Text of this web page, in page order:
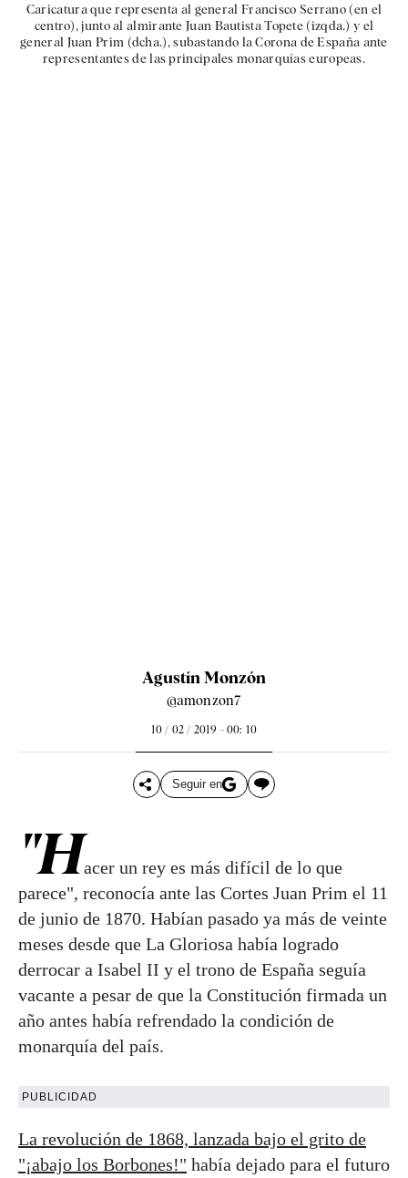
Caricatura que representa al general Francisco Serrano (en el
centro), junto al almirante Juan Bautista Topete (izqda.) y el
general Juan Prim (dcha.), subastando la Corona de España ante
representantes de las principales monarquías europeas.
Agustín Monzón
@amonzon7
10 / 02 / 2019 - 00: 10
Seguir en
"Hacer un rey es más difícil de lo que
parece", reconocía ante las Cortes Juan Prim el 11
de junio de 1870. Habían pasado ya más de veinte
meses desde que La Gloriosa había logrado
derrocar a Isabel II y el trono de España seguía
vacante a pesar de que la Constitución firmada un
año antes había refrendado la condición de
monarquía del país.
PUBLICIDAD
La revolución de 1868, lanzada bajo el grito de
"¡abajo los Borbones!" había dejado para el futuro